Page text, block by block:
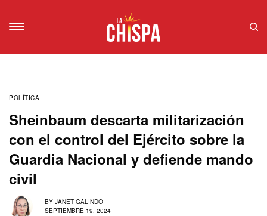
POLÍTICA
Sheinbaum descarta militarización
con el control del Ejército sobre la
Guardia Nacional y defiende mando
civil
BY JANET GALINDO
SEPTIEMBRE 19, 2024